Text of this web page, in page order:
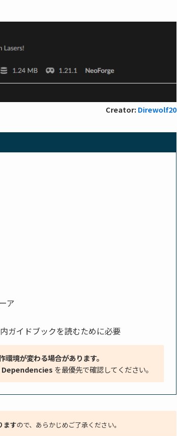
Creator:Direwolf20
ア
ガイドブックを読むために必要
境が変わる場合があります。
Dependencies を最優先で確認してください。
ますので、あらかじめご了承ください。